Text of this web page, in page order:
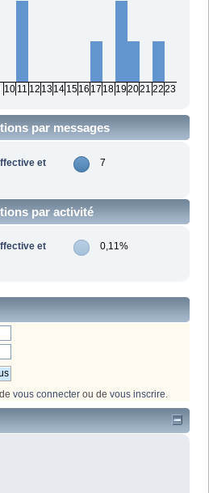
10 11 12 1314 1516 17 18 192021 2223
par messages
et
7
par activité
et
0,11%
vous connecter ou de vous inscrire.